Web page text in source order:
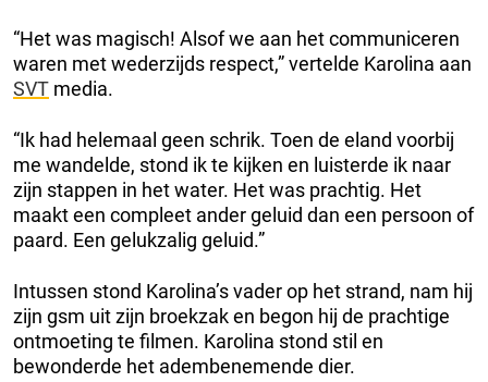
“Het was magisch! Alsof we aan het communiceren
waren met wederzijds respect,” vertelde Karolina aan
SVT media.
“Ik had helemaal geen schrik. Toen de eland voorbij
me wandelde, stond ik te kijken en luisterde ik naar
zijn stappen in het water. Het was prachtig. Het
maakt een compleet ander geluid dan een persoon of
paard. Een gelukzalig geluid.”
Intussen stond Karolina’s vader op het strand, nam hij
zijn gsm uit zijn broekzak en begon hij de prachtige
ontmoeting te filmen. Karolina stond stil en
bewonderde het adembenemende dier.